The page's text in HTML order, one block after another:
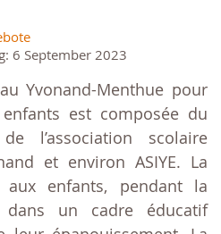
6 September 2023
Yvonand-Menthue pour
est composée du
l’association scolaire
et environ ASIYE. La
enfants, pendant la
un cadre éducatif